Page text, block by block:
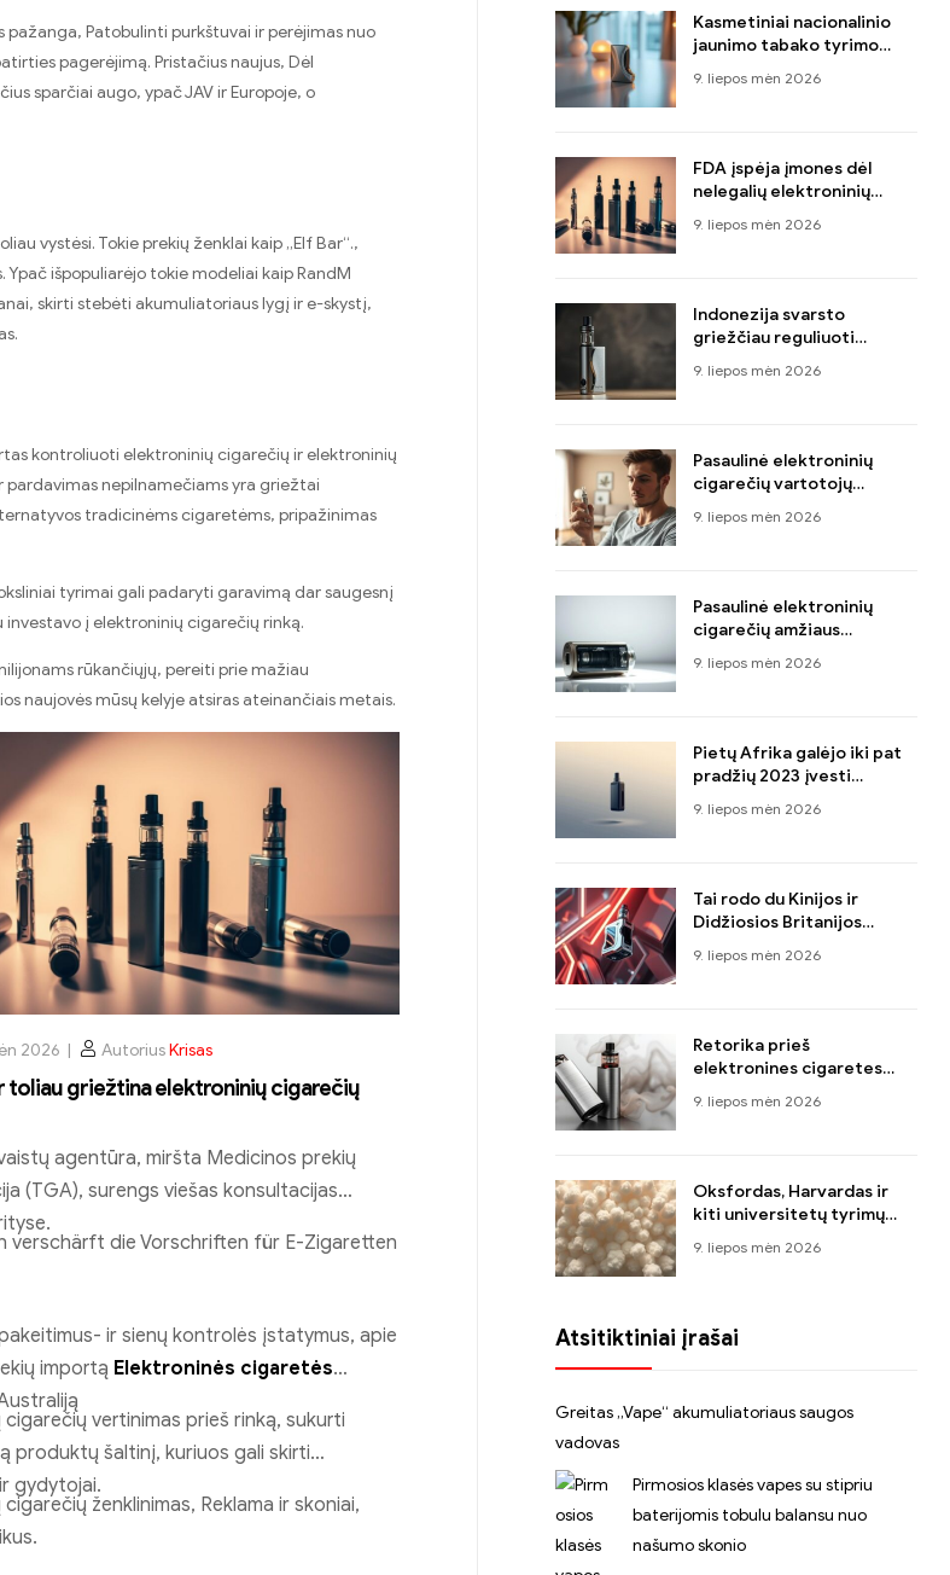
Patobulinti purkštuvai ir perėjimas nuo
pagerėjimą. Pristačius naujus, Dėl
sparčiai augo, ypač JAV ir Europoje, o
vystėsi. Tokie prekių ženklai kaip „Elf Bar“.,
išpopuliarėjo tokie modeliai kaip RandM
skirti stebėti akumuliatoriaus lygį ir e-skystį,
kontroliuoti elektroninių cigarečių ir elektroninių
pardavimas nepilnamečiams yra griežtai
tradicinėms cigaretėms, pripažinimas
tyrimai gali padaryti garavimą dar saugesnį
į elektroninių cigarečių rinką.
rūkančiųjų, pereiti prie mažiau
naujovės mūsų kelyje atsiras ateinančiais metais.
2026 AutoriusKrisas
toliau griežtina elektroninių cigarečių
agentūra, miršta Medicinos prekių
(TGA), surengs viešas konsultacijas
ir sienų kontrolės įstatymus, apie
importą Elektroninės cigaretės
cigarečių vertinimas prieš rinką, sukurti
produktų šaltinį, kuriuos gali skirti
gydytojai.
ženklinimas, Reklama ir skoniai,
Kasmetiniai nacionalinio
jaunimo tabako tyrimo
rezultatai
9. liepos mėn 2026
FDA įspėja įmones dėl
nelegalių elektroninių
cigarečių pardavimo, kurie
mėgsta žaislus, Atrodo
9. liepos mėn 2026
Indonezija svarsto
griežčiau reguliuoti
elektroninių cigarečių
prekybą
9. liepos mėn 2026
Pasaulinė elektroninių
cigarečių vartotojų
koalicija ES elektroninių
cigarečių kainų
sveikatai
9. liepos mėn 2026
Pasaulinė elektroninių
cigarečių amžiaus
suvestinė pagal šalį
9. liepos mėn 2026
Pietų Afrika galėjo iki pat
pradžių 2023 įvesti
mokestį elektroninėms
cigaretėms
9. liepos mėn 2026
Tai rodo du Kinijos ir
Didžiosios Britanijos
universitetų tyrimai, kad
elektroninės cigaretės yra
9. liepos mėn 2026
Retorika prieš
elektronines cigaretes
klaidina visuomenę, sako
ekspertas iš Amerikos
9. liepos mėn 2026
Oksfordas, Harvardas ir
kiti universitetų tyrimų
institutai patvirtina, kad
elektroninės cigaretės yra
metant rūkyti
9. liepos mėn 2026
Atsitiktiniai įrašai
Greitas „Vape“ akumuliatoriaus saugos
vadovas
Pirmosios klasės vapes su stipriu
baterijomis tobulu balansu nuo
našumo skonio